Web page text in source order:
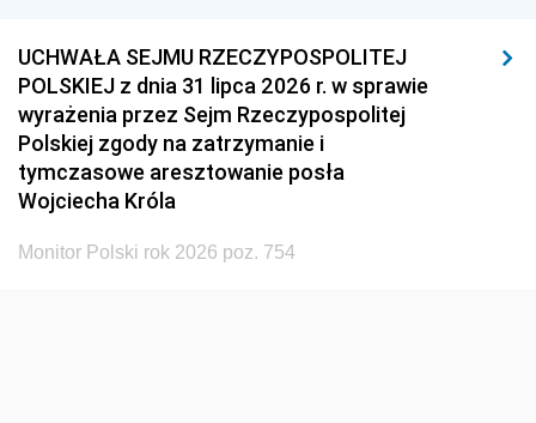
UCHWAŁA SEJMU RZECZYPOSPOLITEJ
POLSKIEJ z dnia 31 lipca 2026 r. w sprawie
wyrażenia przez Sejm Rzeczypospolitej
Polskiej zgody na zatrzymanie i
tymczasowe aresztowanie posła
Wojciecha Króla
Monitor Polski rok 2026 poz. 754